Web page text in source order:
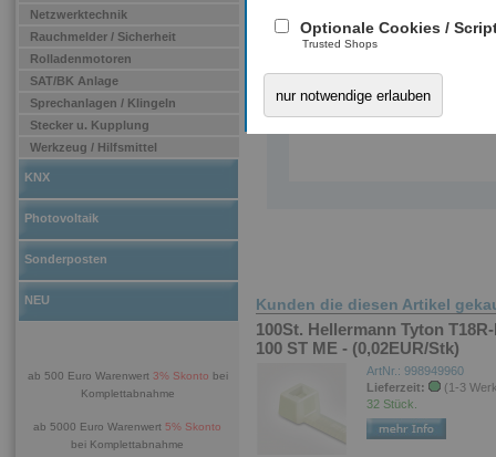
Optionale Cookies /
Trusted Shops
nur notwendige erlauben
Netzwerktechnik
Rauchmelder / Sicherheit
Rolladenmotoren
SAT/BK Anlage
Sprechanlagen / Klingeln
Stecker u. Kupplung
Werkzeug / Hilfsmittel
KNX
Photovoltaik
Sonderposten
NEU
ab 500 Euro Warenwert 3% Skonto bei
Komplettabnahme
ab 5000 Euro Warenwert 5% Skonto
bei Komplettabnahme
Kunden die diesen Artikel
100St. Hellermann Tyton
100 ST ME - (0,02EUR/Stk)
ArtNr.: 998949960
Lieferzeit:
(1-3
32 Stück.